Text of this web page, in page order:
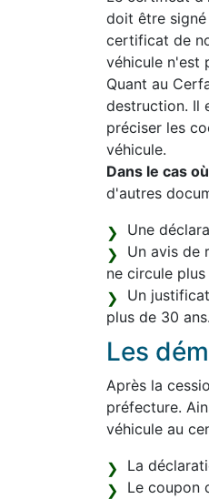
doit être
certificat de
véhicule n'est
Quant au
destruction. Il
préciser les
véhicule.
Dans le cas
d'autres
Une
Un avis de
ne circule plus
Un
plus de 30
Les
Après la
préfecture.
véhicule au
La
Le coupon